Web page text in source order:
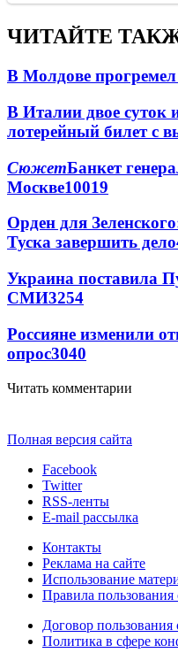
ЧИТАЙТЕ
В Молдове
В Италии двое
лотерейный билет с
СюжетБанкет
Москве10019
Орден для
Туска завершить дело
Украина поставила
СМИ3254
Россияне изменили
опрос3040
Читать комментарии
Полная версия сайта
Facebook
Twitter
RSS-ленты
E-mail рассылка
Контакты
Реклама на сайте
Использование
Правила пользования
Договор пользования
Политика в сфере